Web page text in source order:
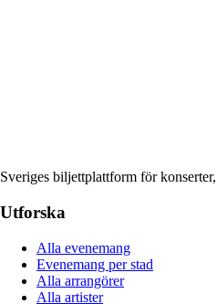
Sveriges biljettplattform för
Utforska
Alla evenemang
Evenemang per stad
Alla arrangörer
Alla artister